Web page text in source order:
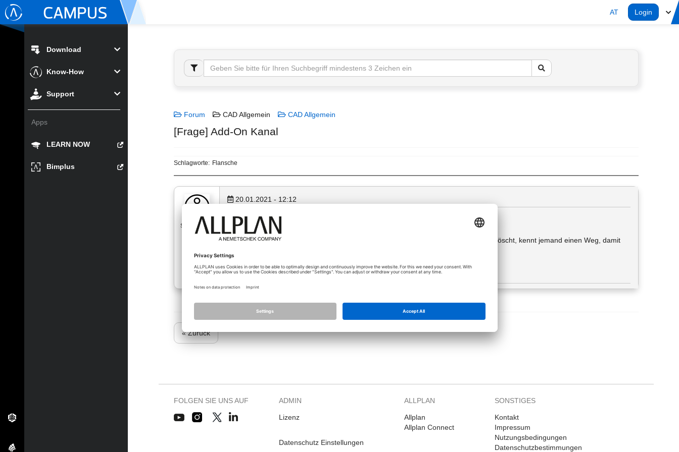
AT Login
Download
Know-How
Support
Apps
LEARN NOW
Bimplus
Forum CAD Allgemein CAD Allgemein
[Frage] Add-On Kanal
Schlagworte: Flansche
Student400…
20.01.2021 - 12:12
Hallo Leute,
leider ist mir beim arbeiten im Home-Office ein kleiner Fehler passiert.
Ich habe aus Versehen die Funktionen Flansch und Formteile bei den Schächten gelöscht, kennt jemand einen Weg, damit
Danke schonmal für jede Antwort.
« Zurück
FOLGEN SIE UNS AUF ADMIN
Lizenz
Datenschutz Einstellungen
ALLPLAN
Allplan
Allplan Connect
SONSTIGES
Kontakt
Impressum
Nutzungsbedingungen
Datenschutzbestimmungen